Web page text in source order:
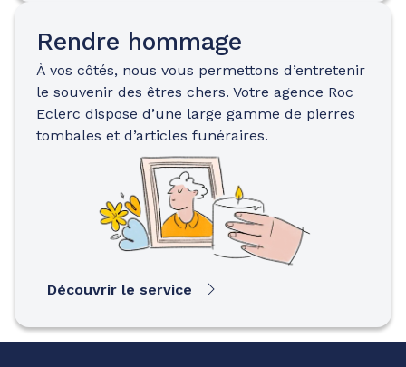
Rendre hommage
À vos côtés, nous vous permettons d’entretenir
le souvenir des êtres chers. Votre agence Roc
Eclerc dispose d’une large gamme de pierres
tombales et d’articles funéraires.
Découvrir le service